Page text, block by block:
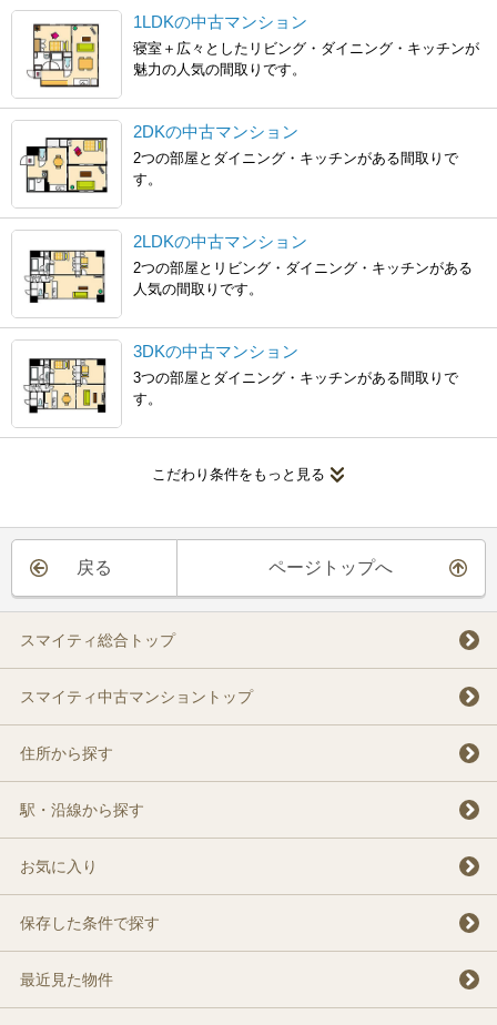
1LDKの中古マンション
寝室＋広々としたリビング・ダイニング・キッチンが
魅力の人気の間取りです。
2DKの中古マンション
2つの部屋とダイニング・キッチンがある間取りで
す。
2LDKの中古マンション
2つの部屋とリビング・ダイニング・キッチンがある
人気の間取りです。
3DKの中古マンション
3つの部屋とダイニング・キッチンがある間取りで
す。
こだわり条件をもっと見る
戻る ページトップへ
スマイティ総合トップ
スマイティ中古マンショントップ
住所から探す
駅・沿線から探す
お気に入り
保存した条件で探す
最近見た物件